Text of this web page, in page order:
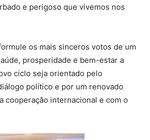
e perigoso que vivemos nos
os mais sinceros votos de um
prosperidade e bem-estar a
ciclo seja orientado pelo
político e por um renovado
cooperação internacional e com o